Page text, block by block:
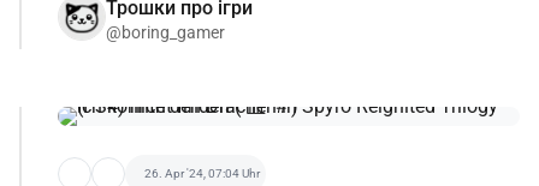
Трошки про ігри
@boring_gamer
26. Apr '24, 07:04 Uhr